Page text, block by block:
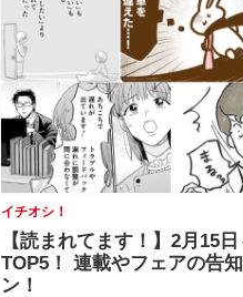
イチオシ！
【読まれてます！】2月15
TOP5！ 連載やフェアの告
ン！